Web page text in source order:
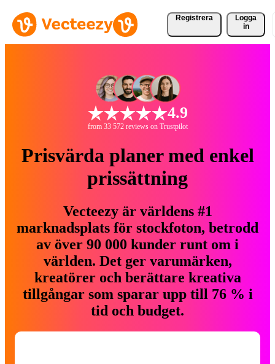
Registrera
Logga
in
4.9
from 33 572 reviews on Trustpilot
Prisvärda planer med enkel
prissättning
Vecteezy är världens #1
marknadsplats för stockfoton, betrodd
av över 90 000 kunder runt om i
världen. Det ger varumärken,
kreatörer och berättare kreativa
tillgångar som sparar upp till 76 % i
tid och budget.